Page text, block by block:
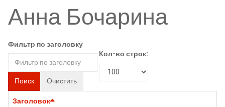
Анна Бочарина
Фильтр по заголовку
Поиск Очистить
Кол-во строк:
Заголовок